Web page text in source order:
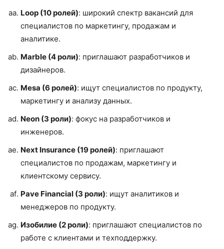
Loop (10 ролей): широкий спектр вакансий для
специалистов по маркетингу, продажам и
аналитике.
Marble (4 роли): приглашают разработчиков и
дизайнеров.
Mesa (6 ролей): ищут специалистов по продукту,
маркетингу и анализу данных.
Neon (3 роли): фокус на разработчиков и
инженеров.
Next Insurance (19 ролей): приглашают
специалистов по продажам, маркетингу и
клиентскому сервису.
Pave Financial (3 роли): ищут аналитиков и
менеджеров по продукту.
Изобилие (2 роли): приглашают специалистов по
работе с клиентами и техподдержку.